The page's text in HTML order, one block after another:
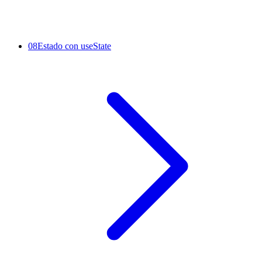
08Estado con useState